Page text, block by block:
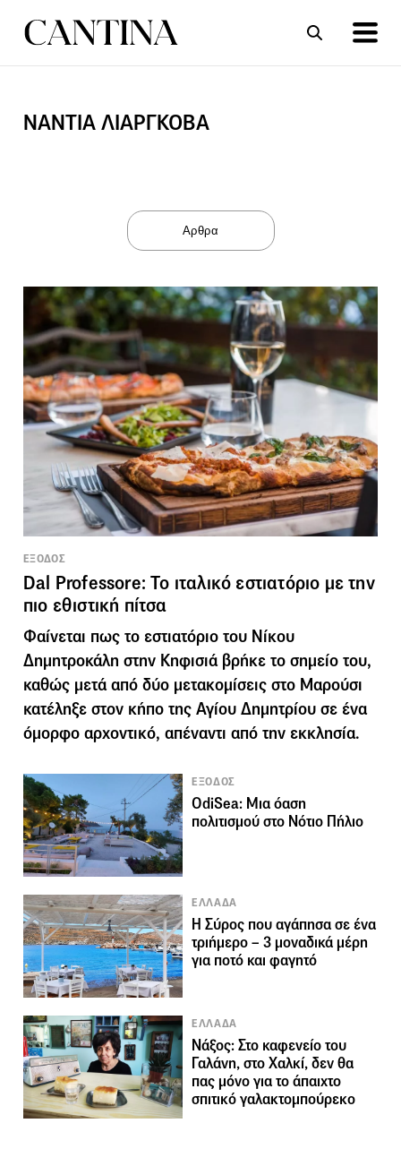
ΣΥΝΤΑΓΕΣ
ΝΑΝΤΙΑ ΛΙΑΡΓΚΟΒΑ
ΕΞΟΔΟΣ
Dal Professore: Το ιταλικό εστιατόριο με την
πιο εθιστική πίτσα
Φαίνεται πως το εστιατόριο του Νίκου
Δημητροκάλη στην Κηφισιά βρήκε το σημείο του,
καθώς μετά από δύο μετακομίσεις στο Μαρούσι
κατέληξε στον κήπο της Αγίου Δημητρίου σε ένα
όμορφο αρχοντικό, απέναντι από την εκκλησία.
ΕΞΟΔΟΣ
OdiSea: Μια όαση
πολιτισμού στο Νότιο Πήλιο
ΕΛΛΑΔΑ
Η Σύρος που αγάπησα σε ένα
τριήμερο – 3 μοναδικά μέρη
για ποτό και φαγητό
ΕΛΛΑΔΑ
Νάξος: Στο καφενείο του
Γαλάνη, στο Χαλκί, δεν θα
πας μόνο για το άπαιχτο
σπιτικό γαλακτομπούρεκο